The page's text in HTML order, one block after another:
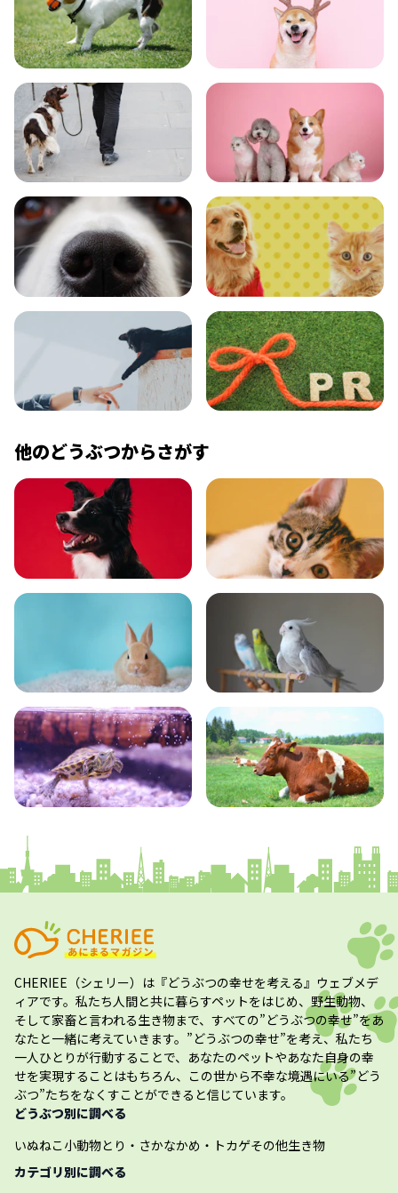
トレーニング グッズ
おでかけ 図鑑
エンタメ クイズ
他のどうぶつからさがす
いぬ ねこ
小動物 とり・さかな
CHERIEE（シェリー） は『どうぶつの幸せを考える』ウェブメデ
ィアです。私たち人間と共に暮らすペットをはじめ、野生動物、
そして家畜と言われる生き物まで、すべての”どうぶつの幸せ”をあ
なたと一緒に考えていきます。”どうぶつの幸せ”を考え、私たち
一人ひとりが行動することで、あなたのペットやあなた自身の幸
せを実現することはもちろん、この世から不幸な境遇にいる”どう
ぶつ”たちをなくすことができると信じています。
どうぶつ別に調べる
いぬねこ小動物とり・さかなかめ・トカゲその他生き物
カテゴリ別に調べる